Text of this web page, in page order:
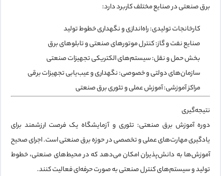
برق صنعتی در صنایع مختلف کاربرد دارد:
کارخانجات تولیدی:راه‌اندازی و نگهداری خطوط تولید
صنایع نفت و گاز:کنترل موتورهای صنعتی و تابلوهای برق
بخش حمل و نقل:سیستم‌های الکتریکی تجهیزات صنعتی
سازمان‌های دولتی و خصوصی:نگهداری و عیب‌یابی تجهیزات برقی
مراکز آموزشی:آموزش عملی و تئوری برق صنعتی
نتیجه‌گیری
دوره آموزش برق صنعتی: تئوری و آزمایشگاهیک فرصت ارزشمند برای
یادگیری مهارت‌های عملی و تخصصی در حوزه برق صنعتی است. اجرای صحیح
آموزش‌ها به دانش‌پذیران امکان می‌دهد که در محیط‌های صنعتی، خطوط
تولید و سیستم‌های کنترل صنعتی به صورت حرفه‌ای فعالیت کنند.